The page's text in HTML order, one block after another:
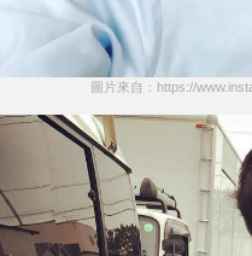
圖片來自：https://